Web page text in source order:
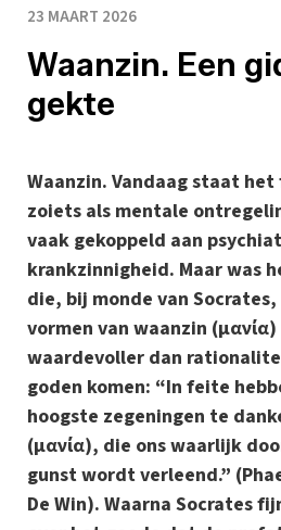
23 MAART 2026
Waanzin. Een
gekte
Waanzin. Vandaag staat
zoiets als mentale
vaak gekoppeld aan
krankzinnigheid. Maar was
die, bij monde van
vormen van waanzin
waardevoller dan
goden komen: “In feite
hoogste zegeningen te
(μανία), die ons waarlijk
gunst wordt verleend.”
De Win). Waarna Socrates